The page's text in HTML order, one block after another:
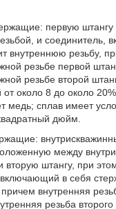
первую
и
внутреннюю резьбу,
резьбе первой
резьбе второй
около 8 до около
медь; сплав имеет
дюйм.
между
штангу, при
в себя
внутренняя
резьба